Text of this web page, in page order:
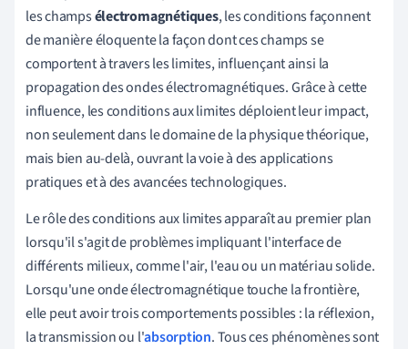
les champsélectromagnétiques, les conditions façonnent
de manière éloquente la façon dont ces champs se
comportent à travers les limites, influençant ainsi la
propagation des ondes électromagnétiques. Grâce à cette
influence, les conditions aux limites déploient leur impact,
non seulement dans le domaine de la physique théorique,
mais bien au-delà, ouvrant la voie à des applications
pratiques et à des avancées technologiques.
Le rôle des conditions aux limites apparaît au premier plan
lorsqu'il s'agit de problèmes impliquant l'interface de
différents milieux, comme l'air, l'eau ou un matériau solide.
Lorsqu'une onde électromagnétique touche la frontière,
elle peut avoir trois comportements possibles : la réflexion,
la transmission ou l'absorption. Tous ces phénomènes sont